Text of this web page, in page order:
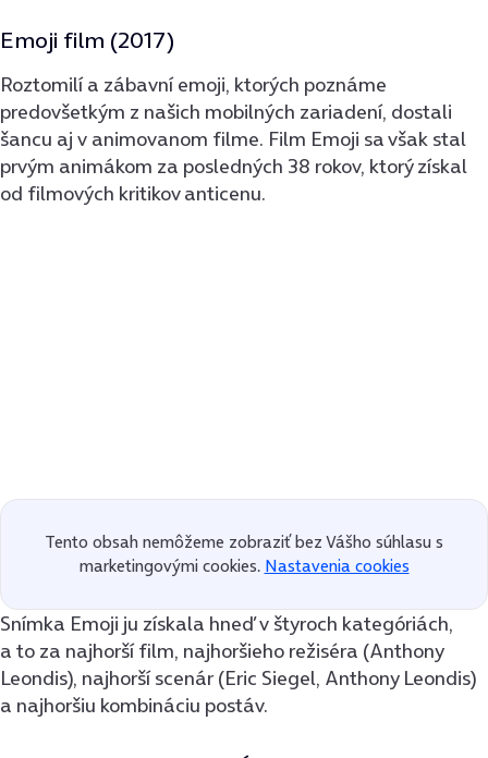
Emoji film (2017)
Roztomilí a zábavní emoji, ktorých poznáme
predovšetkým z našich mobilných zariadení, dostali
šancu aj v animovanom filme. Film Emoji sa však stal
prvým animákom za posledných 38 rokov, ktorý získal
od filmových kritikov anticenu.
Tento obsah nemôžeme zobraziť bez Vášho súhlasu s
marketingovými cookies. Nastavenia cookies
Snímka Emoji ju získala hneď v štyroch kategóriách,
a to za najhorší film, najhoršieho režiséra (Anthony
Leondis), najhorší scenár (Eric Siegel, Anthony Leondis)
a najhoršiu kombináciu postáv.